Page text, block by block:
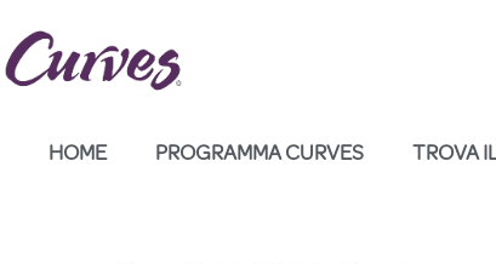
Vai
HOME PROGRAMMA CURVES TROVA